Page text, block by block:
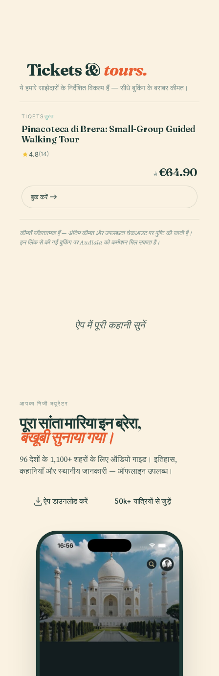
Tickets &tours.
ये हमारे साझेदारों के निर्देशित विकल्प हैं — सीधे बुकिंग के बराबर कीमत।
TIQETS तुरंत
Pinacoteca di Brera: Small-Group Guided
Walking Tour
4.8(14)
से €64.90
बुक करें
कीमतें संकेतात्मक हैं — अंतिम कीमत और उपलब्धता चेकआउट पर पुष्टि की जाती है।
इन लिंक से की गई बुकिंग पर Audiala को कमीशन मिल सकता है।
ऐप में पूरी कहानी सुनें
आपका निजी क्यूरेटर
पूरा सांता मारिया इन ब्रेरा,
बखूबी सुनाया गया।
96 देशों के 1,100+ शहरों के लिए ऑडियो गाइड। इतिहास,
कहानियाँ और स्थानीय जानकारी — ऑफलाइन उपलब्ध।
ऐप डाउनलोड करें 50k+ यात्रियों से जुड़ें